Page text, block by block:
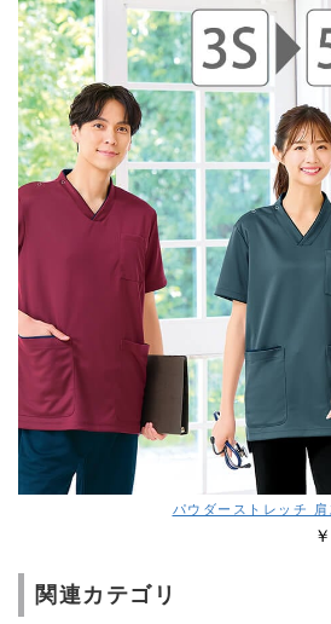
パウダーストレッチ
関連カテゴリ